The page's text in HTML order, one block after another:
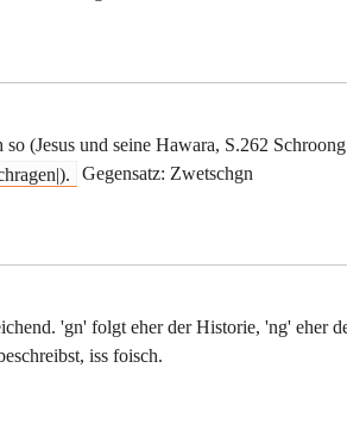
(Jesus und seine Hawara, S.262
Gegensatz: Zwetschgn
'gn' folgt eher der Historie, 'ng' eher
iss foisch.